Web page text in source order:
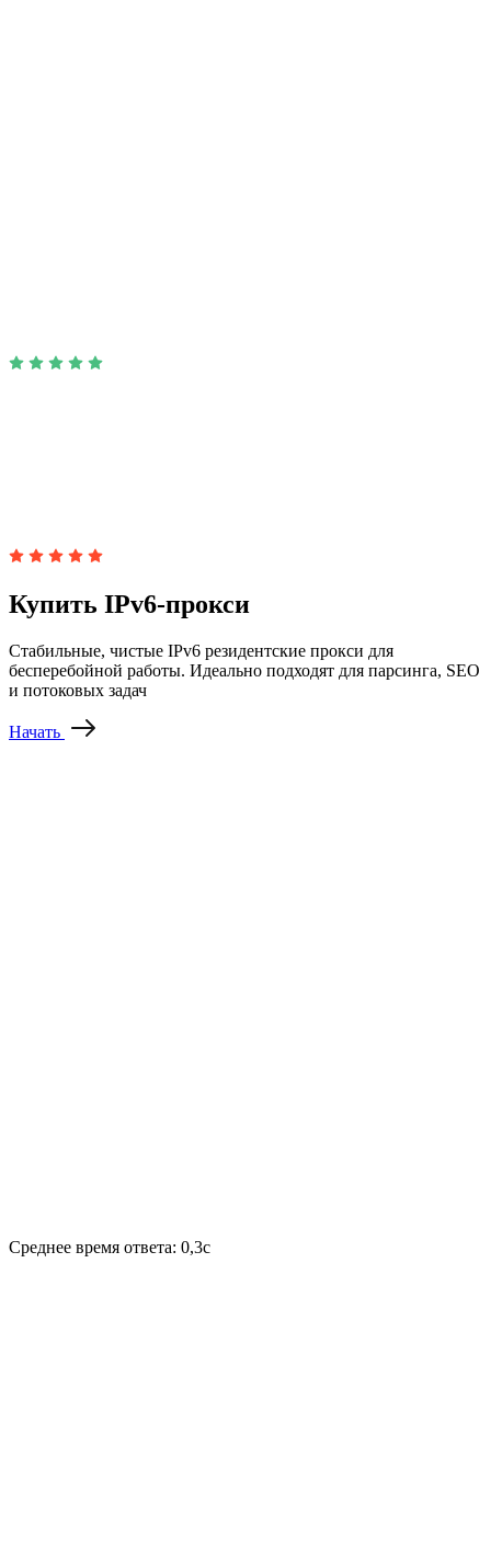
Купить IPv6-прокси
Стабильные, чистые IPv6 резидентские прокси для
бесперебойной работы. Идеально подходят для парсинга, SEO
и потоковых задач
Начать
Среднее время ответа: 0,3с